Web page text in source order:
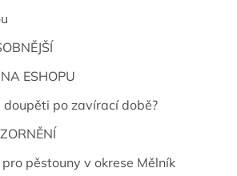
ESHOPU
doupěti po zavírací době?
pěstouny v okrese Mělník